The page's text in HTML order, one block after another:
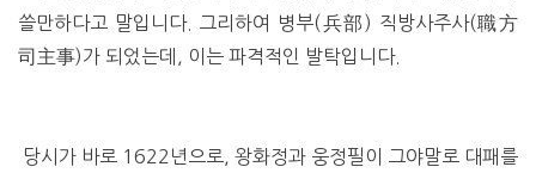
쓸만하다고 말입니다. 그리하여 병부(兵部) 직방사주사(職方
司主事)가 되었는데, 이는 파격적인 발탁입니다.
당시가 바로 1622년으로, 왕화정과 웅정필이 그야말로 대패를